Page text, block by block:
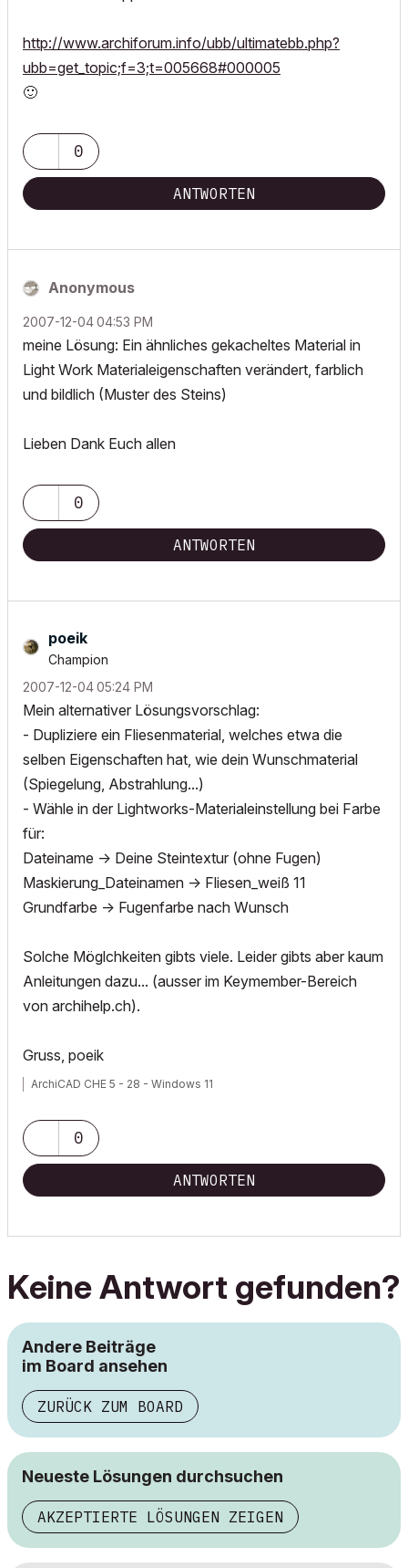
http://www.archiforum.info/ubb/ultimatebb.php?
ubb=get_topic;f=3;t=005668#000005
🙂
0
ANTWORTEN
Anonymous
‎2007-12-0404:53 PM
meine Lösung: Ein ähnliches gekacheltes Material in
Light Work Materialeigenschaften verändert, farblich
und bildlich (Muster des Steins)
Lieben Dank Euch allen
0
ANTWORTEN
poeik
Champion
‎2007-12-0405:24 PM
Mein alternativer Lösungsvorschlag:
- Dupliziere ein Fliesenmaterial, welches etwa die
selben Eigenschaften hat, wie dein Wunschmaterial
(Spiegelung, Abstrahlung...)
- Wähle in der Lightworks-Materialeinstellung bei Farbe
für:
Dateiname -> Deine Steintextur (ohne Fugen)
Maskierung_Dateinamen -> Fliesen_weiß 11
Grundfarbe -> Fugenfarbe nach Wunsch
Solche Möglchkeiten gibts viele. Leider gibts aber kaum
Anleitungen dazu... (ausser im Keymember-Bereich
von archihelp.ch).
Gruss, poeik
ArchiCAD CHE 5 - 28 - Windows 11
0
ANTWORTEN
Keine Antwort gefunden?
Andere Beiträge
im Board ansehen
ZURÜCK ZUM BOARD
Neueste Lösungen durchsuchen
AKZEPTIERTE LÖSUNGEN ZEIGEN